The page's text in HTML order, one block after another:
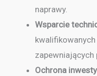
naprawy.
Wsparcie
zapewniających
Ochrona